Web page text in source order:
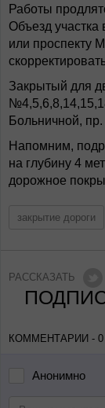
Работы
Объезд
или проспекту
Закрытый для
Больничной,
Напомним,
на глубину 4
дорожное
закрытие дороги
РАССКАЗАТЬ
КОММЕНТАРИИ - 0
Анонимно